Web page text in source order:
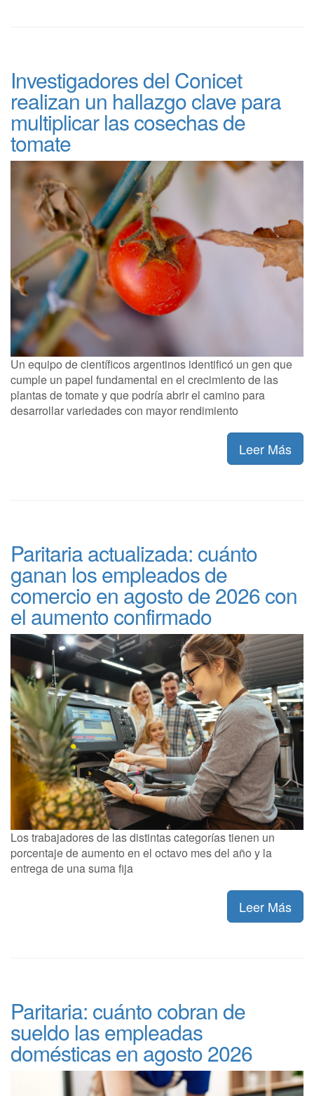
Investigadores del Conicet
realizan un hallazgo clave para
multiplicar las cosechas de
tomate
Un equipo de científicos argentinos identificó un gen que
cumple un papel fundamental en el crecimiento de las
plantas de tomate y que podría abrir el camino para
desarrollar variedades con mayor rendimiento
Leer Más
Paritaria actualizada: cuánto
ganan los empleados de
comercio en agosto de 2026 con
el aumento confirmado
Los trabajadores de las distintas categorías tienen un
porcentaje de aumento en el octavo mes del año y la
entrega de una suma fija
Leer Más
Paritaria: cuánto cobran de
sueldo las empleadas
domésticas en agosto 2026